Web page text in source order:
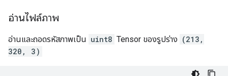
อ่านไฟล์ภาพ
อ่านและถอดรหัสภาพเป็น uint8 Tensor ของรูปร่าง (213,
320, 3)